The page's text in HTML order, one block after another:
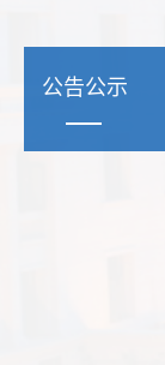
公告公示